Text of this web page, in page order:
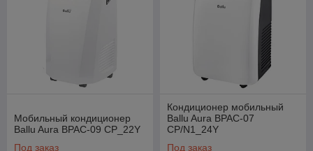
Мобильный кондиционер
Ballu Aura BPAC-09 CP_22Y
Под заказ
Кондиционер мобильный
Ballu Aura BPAC-07
CP/N1_24Y
Под заказ